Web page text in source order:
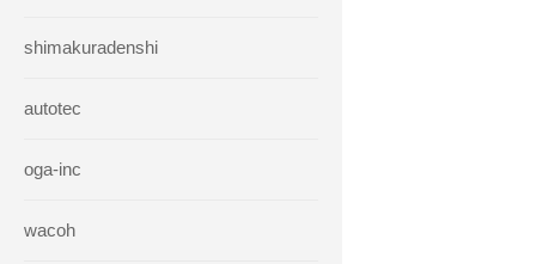
shimakuradenshi
autotec
oga-inc
wacoh